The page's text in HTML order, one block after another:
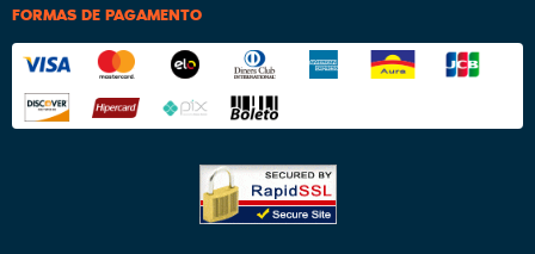
FORMAS DE PAGAMENTO